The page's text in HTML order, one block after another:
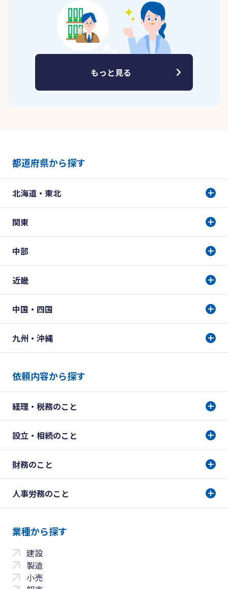
もっと見る
都道府県から探す
北海道・東北
関東
中部
近畿
中国・四国
九州・沖縄
依頼内容から探す
経理・税務のこと
設立・相続のこと
財務のこと
人事労務のこと
業種から探す
建設
製造
小売